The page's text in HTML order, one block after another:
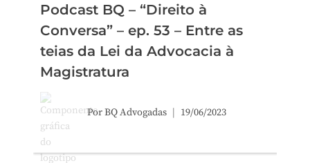
Podcast BQ – “Direito à
Conversa” – ep. 53 – Entre as
teias da Lei da Advocacia à
Magistratura
PorBQ Advogadas 19/06/2023